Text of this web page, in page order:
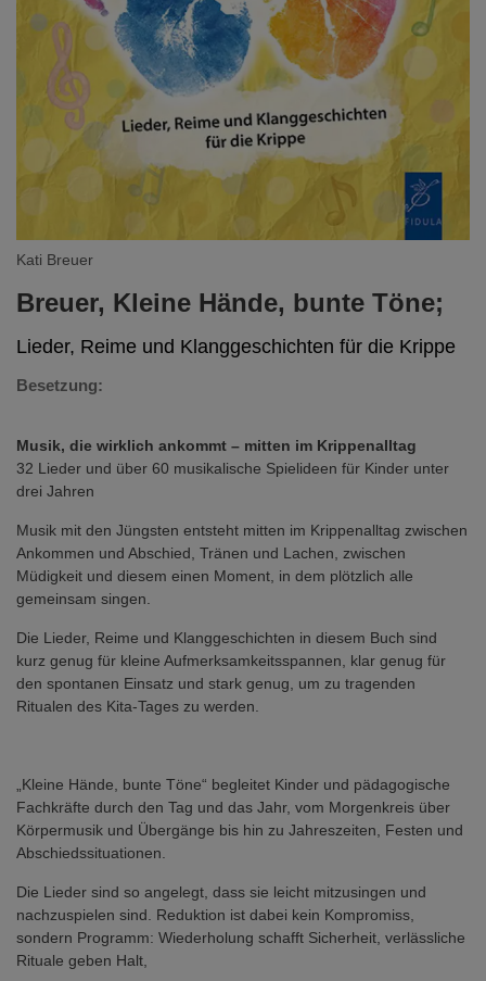
Kati Breuer
Breuer, Kleine Hände, bunte Töne;
Lieder, Reime und Klanggeschichten für die Krippe
Besetzung:
Musik, die wirklich ankommt – mitten im Krippenalltag
32 Lieder und über 60 musikalische Spielideen für Kinder unter
drei Jahren
Musik mit den Jüngsten entsteht mitten im Krippenalltag zwischen
Ankommen und Abschied, Tränen und Lachen, zwischen
Müdigkeit und diesem einen Moment, in dem plötzlich alle
gemeinsam singen.
Die Lieder, Reime und Klanggeschichten in diesem Buch sind
kurz genug für kleine Aufmerksamkeitsspannen, klar genug für
den spontanen Einsatz und stark genug, um zu tragenden
Ritualen des Kita-Tages zu werden.
„Kleine Hände, bunte Töne“ begleitet Kinder und pädagogische
Fachkräfte durch den Tag und das Jahr, vom Morgenkreis über
Körpermusik und Übergänge bis hin zu Jahreszeiten, Festen und
Abschiedssituationen.
Die Lieder sind so angelegt, dass sie leicht mitzusingen und
nachzuspielen sind. Reduktion ist dabei kein Kompromiss,
sondern Programm: Wiederholung schafft Sicherheit, verlässliche
Rituale geben Halt,